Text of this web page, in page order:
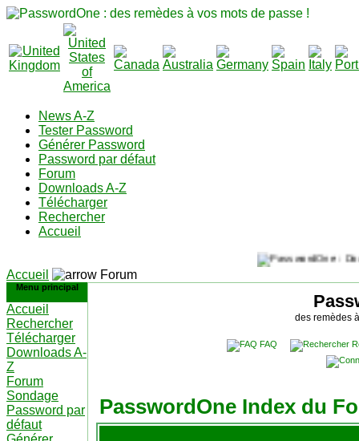
News A-Z
Tester Password
Générer Password
Password par défaut
Forum
Downloads A-Z
Télécharger
Rechercher
Accueil
Accueil Forum
Menu principal
Accueil
Rechercher
Télécharger
Downloads A-
Z
Forum
Sondage
Password par
défaut
des remèdes
FAQ
PasswordOne Index du